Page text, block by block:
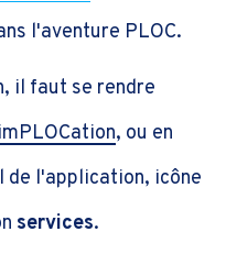
l'aventure PLOC.
il faut se rendre
imPLOCation, ou en
de l'application, icône
services.